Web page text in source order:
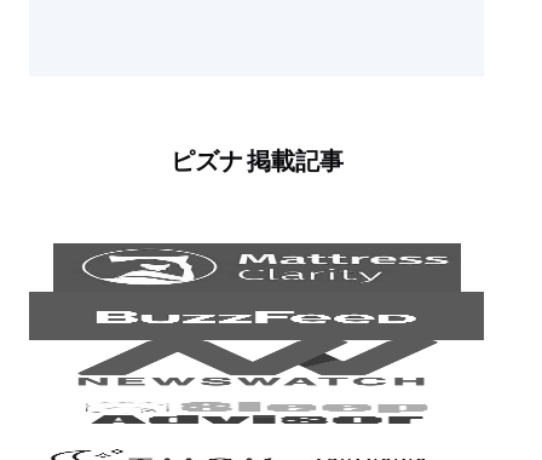
ピズナ 掲載記事